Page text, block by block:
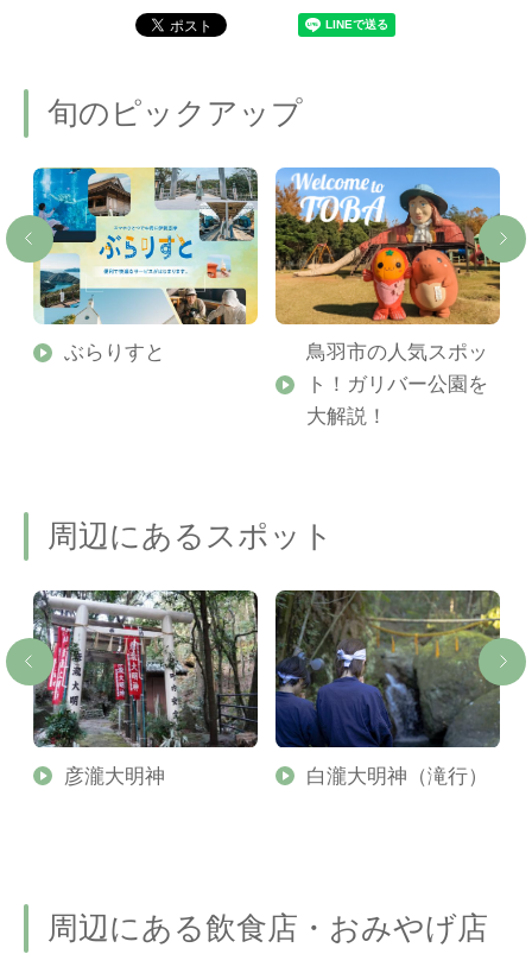
旬のピックアップ
ぶらりすと
鳥羽市の人気スポッ
ト！ガリバー公園を
大解説！
周辺にあるスポット
彦瀧大明神 白瀧大明神（滝行）
周辺にある飲食店・おみやげ店